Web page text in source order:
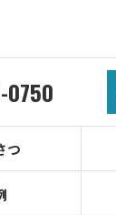
0750
つ